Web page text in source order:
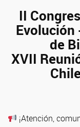
II
Evolución
de
XVII
¡Atención,